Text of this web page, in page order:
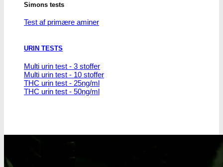
Simons tests
Test af primære aminer
URIN TESTS
Multi urin test - 3 stoffer
Multi urin test - 10 stoffer
THC urin test - 25ng/ml
THC urin test - 50ng/ml